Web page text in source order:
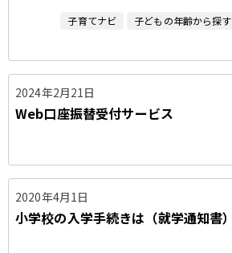
子育てナビ 子どもの年齢から探す
2024年2月21日
Web口座振替受付サービス
2020年4月1日
小学校の入学手続きは（就学通知書）